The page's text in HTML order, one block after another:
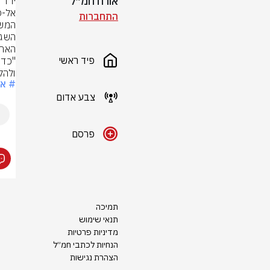
התחברות
פיד ראשי
צבע אדום
פרסם
תמיכה
תנאי שימוש
מדיניות פרטיות
הנחיות לכתבי חמ״ל
הצהרת נגישות
#